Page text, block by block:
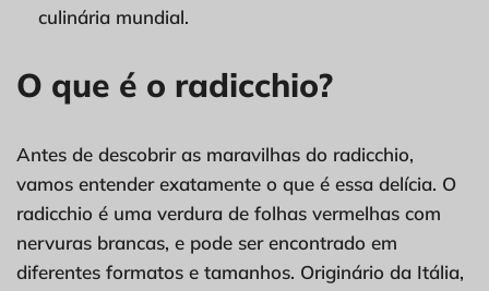
culinária mundial.
O que é o radicchio?
Antes de descobrir as maravilhas do radicchio,
vamos entender exatamente o que é essa delícia. O
radicchio é uma verdura de folhas vermelhas com
nervuras brancas, e pode ser encontrado em
diferentes formatos e tamanhos. Originário da Itália,